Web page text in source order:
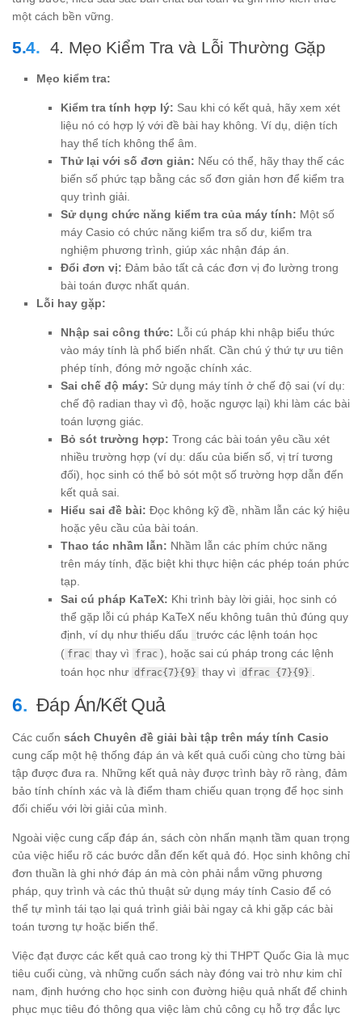
một cách bền vững.
4. Mẹo Kiểm Tra và Lỗi Thường Gặp
Mẹo kiểm tra:
Kiểm tra tính hợp lý: Sau khi có kết quả, hãy xem xét
liệu nó có hợp lý với đề bài hay không. Ví dụ, diện tích
hay thể tích không thể âm.
Thử lại với số đơn giản: Nếu có thể, hãy thay thế các
biến số phức tạp bằng các số đơn giản hơn để kiểm tra
quy trình giải.
Sử dụng chức năng kiểm tra của máy tính: Một số
máy Casio có chức năng kiểm tra số dư, kiểm tra
nghiệm phương trình, giúp xác nhận đáp án.
Đổi đơn vị: Đảm bảo tất cả các đơn vị đo lường trong
bài toán được nhất quán.
Lỗi hay gặp:
Nhập sai công thức: Lỗi cú pháp khi nhập biểu thức
vào máy tính là phổ biến nhất. Cần chú ý thứ tự ưu tiên
phép tính, đóng mở ngoặc chính xác.
Sai chế độ máy: Sử dụng máy tính ở chế độ sai (ví dụ:
chế độ radian thay vì độ, hoặc ngược lại) khi làm các bài
toán lượng giác.
Bỏ sót trường hợp: Trong các bài toán yêu cầu xét
nhiều trường hợp (ví dụ: dấu của biến số, vị trí tương
đối), học sinh có thể bỏ sót một số trường hợp dẫn đến
kết quả sai.
Hiểu sai đề bài: Đọc không kỹ đề, nhầm lẫn các ký hiệu
hoặc yêu cầu của bài toán.
Thao tác nhầm lẫn: Nhầm lẫn các phím chức năng
trên máy tính, đặc biệt khi thực hiện các phép toán phức
tạp.
Sai cú pháp KaTeX: Khi trình bày lời giải, học sinh có
thể gặp lỗi cú pháp KaTeX nếu không tuân thủ đúng quy
định, ví dụ như thiếu dấu
trước các lệnh toán học
( frac thay vì frac ), hoặc sai cú pháp trong các lệnh
toán học như dfrac{7}{9} thay vì dfrac {7}{9}
Đáp Án/Kết Quả
Các cuốn sách Chuyên đề giải bài tập trên máy tính Casio
cung cấp một hệ thống đáp án và kết quả cuối cùng cho từng bài
tập được đưa ra. Những kết quả này được trình bày rõ ràng, đảm
bảo tính chính xác và là điểm tham chiếu quan trọng để học sinh
đối chiếu với lời giải của mình.
Ngoài việc cung cấp đáp án, sách còn nhấn mạnh tầm quan trọng
của việc hiểu rõ các bước dẫn đến kết quả đó. Học sinh không chỉ
đơn thuần là ghi nhớ đáp án mà còn phải nắm vững phương
pháp, quy trình và các thủ thuật sử dụng máy tính Casio để có
thể tự mình tái tạo lại quá trình giải bài ngay cả khi gặp các bài
toán tương tự hoặc biến thể.
Việc đạt được các kết quả cao trong kỳ thi THPT Quốc Gia là mục
tiêu cuối cùng, và những cuốn sách này đóng vai trò như kim chỉ
nam, định hướng cho học sinh con đường hiệu quả nhất để chinh
phục mục tiêu đó thông qua việc làm chủ công cụ hỗ trợ đắc lực